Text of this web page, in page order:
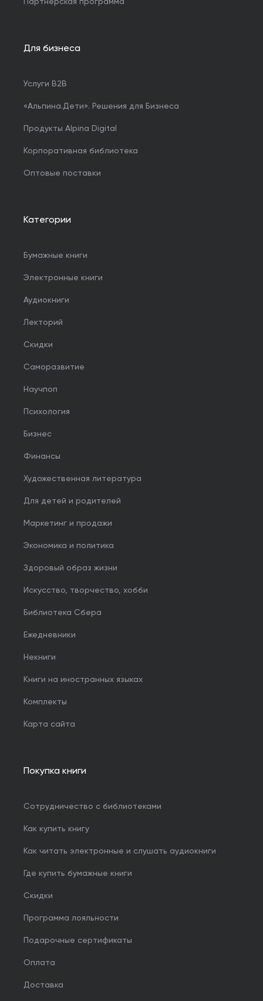
Партнерская программа
Для бизнеса
Услуги B2B
«Альпина.Дети». Решения для Бизнеса
Продукты Alpina Digital
Корпоративная библиотека
Оптовые поставки
Категории
Бумажные книги
Электронные книги
Аудиокниги
Лекторий
Скидки
Саморазвитие
Научпоп
Психология
Бизнес
Финансы
Художественная литература
Для детей и родителей
Маркетинг и продажи
Экономика и политика
Здоровый образ жизни
Искусство, творчество, хобби
Библиотека Сбера
Ежедневники
Некниги
Книги на иностранных языках
Комплекты
Карта сайта
Покупка книги
Сотрудничество с библиотеками
Как купить книгу
Как читать электронные и слушать аудиокниги
Где купить бумажные книги
Скидки
Программа лояльности
Подарочные сертификаты
Оплата
Доставка